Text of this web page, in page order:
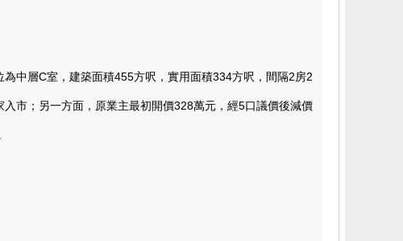
層C室，建築面積455方呎，實用面積334方呎，間隔2房2
；另一方面，原業主最初開價328萬元，經5口議價後減價